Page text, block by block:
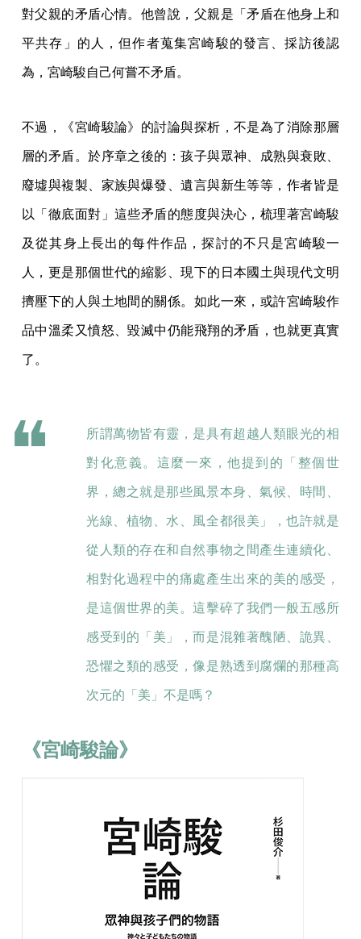
對父親的矛盾心情。他曾說，父親是「矛盾在他身上和
平共存」的人，但作者蒐集宮崎駿的發言、採訪後認
為，宮崎駿自己何嘗不矛盾。
不過，《宮崎駿論》的討論與探析，不是為了消除那層
層的矛盾。於序章之後的：孩子與眾神、成熟與衰敗、
廢墟與複製、家族與爆發、遺言與新生等等，作者皆是
以「徹底面對」這些矛盾的態度與決心，梳理著宮崎駿
及從其身上長出的每件作品，探討的不只是宮崎駿一
人，更是那個世代的縮影、現下的日本國土與現代文明
擠壓下的人與土地間的關係。如此一來，或許宮崎駿作
品中溫柔又憤怒、毀滅中仍能飛翔的矛盾，也就更真實
了。
所謂萬物皆有靈，是具有超越人類眼光的相
對化意義。這麼一來，他提到的「整個世
界，總之就是那些風景本身、氣候、時間、
光線、植物、水、風全都很美」，也許就是
從人類的存在和自然事物之間產生連續化、
相對化過程中的痛處產生出來的美的感受，
是這個世界的美。這擊碎了我們一般五感所
感受到的「美」，而是混雜著醜陋、詭異、
恐懼之類的感受，像是熟透到腐爛的那種高
次元的「美」不是嗎？
《宮崎駿論》